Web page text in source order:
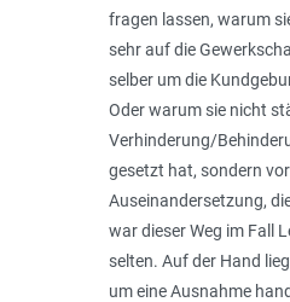
fragen lassen, warum
sehr auf die
selber um die
Oder warum sie nicht
Verhinderung/
gesetzt hat, sondern
Auseinandersetzung,
war dieser Weg im Fall
selten. Auf der Hand
um eine Ausnahme